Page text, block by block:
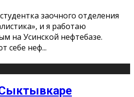
заочного отделения
и я работаю
на Усинской нефтебазе.
себе неф...